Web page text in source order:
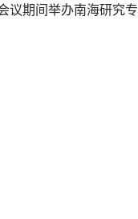
期间举办南海研究